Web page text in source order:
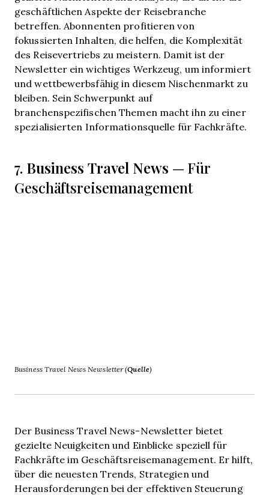
geschäftlichen Aspekte der Reisebranche
betreffen. Abonnenten profitieren von
fokussierten Inhalten, die helfen, die Komplexität
des Reisevertriebs zu meistern. Damit ist der
Newsletter ein wichtiges Werkzeug, um informiert
und wettbewerbsfähig in diesem Nischenmarkt zu
bleiben. Sein Schwerpunkt auf
branchenspezifischen Themen macht ihn zu einer
spezialisierten Informationsquelle für Fachkräfte.
7. Business Travel News — Für
Geschäftsreisemanagement
Business Travel News Newsletter (Quelle)
Der Business Travel News-Newsletter bietet
gezielte Neuigkeiten und Einblicke speziell für
Fachkräfte im Geschäftsreisemanagement. Er hilft,
über die neuesten Trends, Strategien und
Herausforderungen bei der effektiven Steuerung